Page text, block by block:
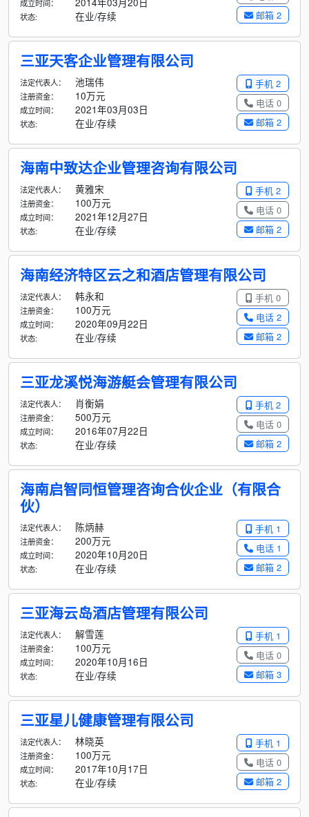
邮箱 2
成立时间：
状态: 在业/存续
三亚天客企业管理有限公司
手机 2
电话 0
邮箱 2
法定代表人： 池瑞伟
注册资金： 10万元
成立时间： 2021年03月03日
状态: 在业/存续
海南中致达企业管理咨询有限公司
手机 2
电话 0
邮箱 2
法定代表人： 黄雅宋
注册资金： 100万元
成立时间： 2021年12月27日
状态: 在业/存续
海南经济特区云之和酒店管理有限公司
手机 0
电话 2
邮箱 2
法定代表人： 韩永和
注册资金： 100万元
成立时间： 2020年09月22日
状态: 在业/存续
三亚龙溪悦海游艇会管理有限公司
手机 2
电话 0
邮箱 2
法定代表人： 肖衡娟
注册资金： 500万元
成立时间： 2016年07月22日
状态: 在业/存续
海南启智同恒管理咨询合伙企业（有限合
伙）
手机 1
电话 1
邮箱 2
法定代表人： 陈炳赫
注册资金： 200万元
成立时间： 2020年10月20日
状态: 在业/存续
三亚海云岛酒店管理有限公司
手机 1
电话 0
邮箱 3
法定代表人： 解雪莲
注册资金： 100万元
成立时间： 2020年10月16日
状态: 在业/存续
三亚星儿健康管理有限公司
手机 1
电话 0
邮箱 2
法定代表人： 林晓英
注册资金： 100万元
成立时间： 2017年10月17日
状态: 在业/存续